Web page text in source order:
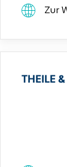
Zur
THEILE